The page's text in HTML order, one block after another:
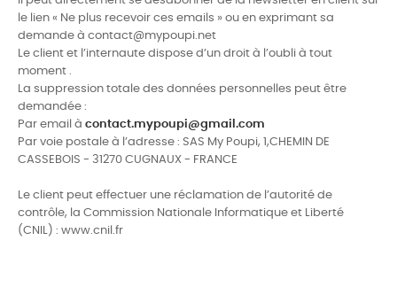
le lien « Ne plus recevoir ces emails » ou en exprimant sa
demande à contact@mypoupi.net
Le client et l’internaute dispose d’un droit à l’oubli à tout
moment .
La suppression totale des données personnelles peut être
demandée :
Par email à contact.mypoupi@gmail.com
Par voie postale à l’adresse : SAS My Poupi, 1,CHEMIN DE
CASSEBOIS - 31270 CUGNAUX - FRANCE
Le client peut effectuer une réclamation de l’autorité de
contrôle, la Commission Nationale Informatique et Liberté
(CNIL) : www.cnil.fr